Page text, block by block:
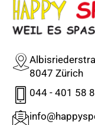
8047 Zürich
044 - 401 58